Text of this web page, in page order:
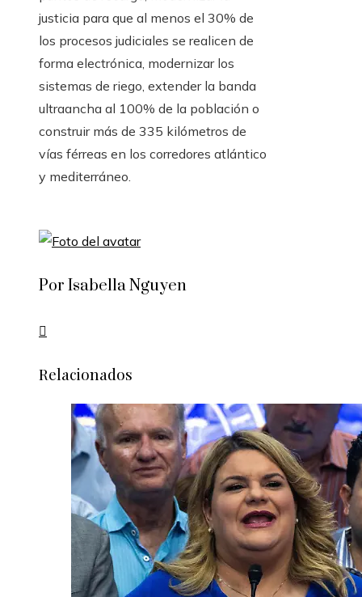
justicia para que al menos el 30% de
los procesos judiciales se realicen de
forma electrónica, modernizar los
sistemas de riego, extender la banda
ultraancha al 100% de la población o
construir más de 335 kilómetros de
vías férreas en los corredores atlántico
y mediterráneo.
Por Isabella Nguyen
Relacionados